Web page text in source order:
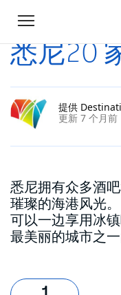
Toggle
navigation
家 悉
悉尼20
提供
更新 7 个月前
悉尼拥有众多酒
璀璨的海港风光
可以一边享用冰
最美丽的城市之一